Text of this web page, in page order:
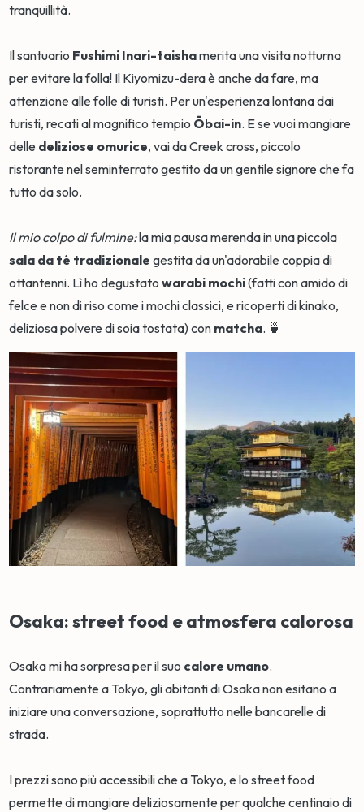
tranquillità.
Il santuario Fushimi Inari-taishamerita una visita notturna
per evitare la folla! Il Kiyomizu-dera è anche da fare, ma
attenzione alle folle di turisti. Per un'esperienza lontana dai
turisti, recati al magnifico tempio Ōbai-in. E se vuoi mangiare
delle deliziose omurice, vai da Creek cross, piccolo
ristorante nel seminterrato gestito da un gentile signore che fa
tutto da solo.
Il mio colpo di fulmine:la mia pausa merenda in una piccola
sala da tè tradizionale gestita da un'adorabile coppia di
ottantenni. Lì ho degustatowarabi mochi(fatti con amido di
felce e non di riso come i mochi classici, e ricoperti di kinako,
deliziosa polvere di soia tostata) con matcha. 🍵
Osaka: street food e atmosfera calorosa
Osaka mi ha sorpresa per il suo calore umano.
Contrariamente a Tokyo, gli abitanti di Osaka non esitano a
iniziare una conversazione, soprattutto nelle bancarelle di
strada.
I prezzi sono più accessibili che a Tokyo, e lo street food
permette di mangiare deliziosamente per qualche centinaio di